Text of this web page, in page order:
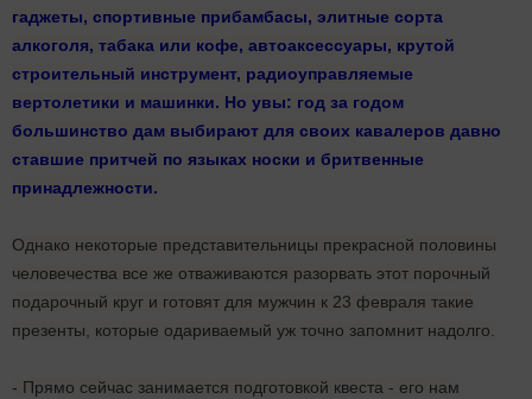
гаджеты, спортивные прибамбасы, элитные сорта
алкоголя, табака или кофе, автоаксессуары, крутой
строительный инструмент, радиоуправляемые
вертолетики и машинки. Но увы: год за годом
большинство дам выбирают для своих кавалеров давно
ставшие притчей по языках носки и бритвенные
принадлежности.
Однако некоторые представительницы прекрасной половины
человечества все же отваживаются разорвать этот порочный
подарочный круг и готовят для мужчин к 23 февраля такие
презенты, которые одариваемый уж точно запомнит надолго.
- Прямо сейчас занимается подготовкой квеста - его нам